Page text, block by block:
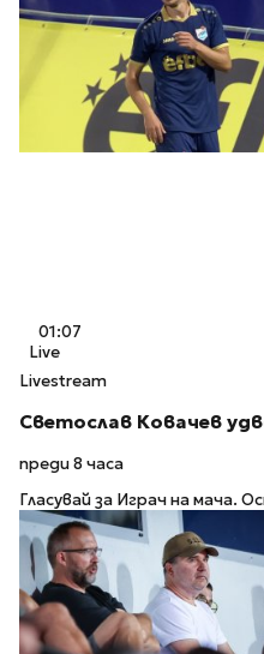
01:07
Live
Livestream
Светослав Ковачев
преди 8 часа
Гласувай за Играч на мача.